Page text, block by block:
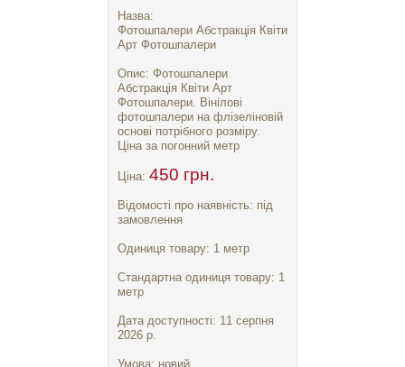
Назва:
Фотошпалери Абстракція Квіти
Арт Фотошпалери
Опис: Фотошпалери
Абстракція Квіти Арт
Фотошпалери. Вінілові
фотошпалери на флізеліновій
основі потрібного розміру.
Ціна за погонний метр
Ціна: 450 грн.
Відомості про наявність: під
замовлення
Одиниця товару: 1 метр
Стандартна одиниця товару: 1
метр
Дата доступності: 11 серпня
2026 р.
Умова: новий